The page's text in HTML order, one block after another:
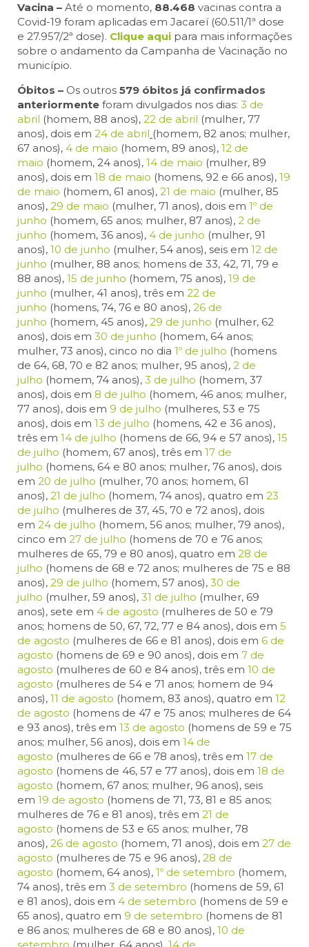
Vacina – Até o momento, 88.468 vacinas contra a
Covid-19 foram aplicadas em Jacareí (60.511/1ª dose
e 27.957/2ª dose). Clique aqui para mais informações
sobre o andamento da Campanha de Vacinação no
município.
Óbitos – Os outros 579 óbitos já confirmados
anteriormente foram divulgados nos dias: 3 de
abril (homem, 88 anos), 22 de abril (mulher, 77
anos), dois em 24 de abril (homem, 82 anos; mulher,
67 anos), 4 de maio (homem, 89 anos), 12 de
maio (homem, 24 anos), 14 de maio (mulher, 89
anos), dois em 18 de maio (homens, 92 e 66 anos), 19
de maio (homem, 61 anos), 21 de maio (mulher, 85
anos), 29 de maio (mulher, 71 anos), dois em 1º de
junho (homem, 65 anos; mulher, 87 anos), 2 de
junho (homem, 36 anos), 4 de junho (mulher, 91
anos), 10 de junho (mulher, 54 anos), seis em 12 de
junho (mulher, 88 anos; homens de 33, 42, 71, 79 e
88 anos), 15 de junho (homem, 75 anos), 19 de
junho (mulher, 41 anos), três em 22 de
junho (homens, 74, 76 e 80 anos), 26 de
junho (homem, 45 anos), 29 de junho (mulher, 62
anos), dois em 30 de junho (homem, 64 anos;
mulher, 73 anos), cinco no dia 1º de julho (homens
de 64, 68, 70 e 82 anos; mulher, 95 anos), 2 de
julho (homem, 74 anos), 3 de julho (homem, 37
anos), dois em 8 de julho (homem, 46 anos; mulher,
77 anos), dois em 9 de julho (mulheres, 53 e 75
anos), dois em 13 de julho (homens, 42 e 36 anos),
três em 14 de julho (homens de 66, 94 e 57 anos), 15
de julho (homem, 67 anos), três em 17 de
julho (homens, 64 e 80 anos; mulher, 76 anos), dois
em 20 de julho (mulher, 70 anos; homem, 61
anos), 21 de julho (homem, 74 anos), quatro em 23
de julho (mulheres de 37, 45, 70 e 72 anos), dois
em 24 de julho (homem, 56 anos; mulher, 79 anos),
cinco em 27 de julho (homens de 70 e 76 anos;
mulheres de 65, 79 e 80 anos), quatro em 28 de
julho (homens de 68 e 72 anos; mulheres de 75 e 88
anos), 29 de julho (homem, 57 anos), 30 de
julho (mulher, 59 anos), 31 de julho (mulher, 69
anos), sete em 4 de agosto (mulheres de 50 e 79
anos; homens de 50, 67, 72, 77 e 84 anos), dois em 5
de agosto (mulheres de 66 e 81 anos), dois em 6 de
agosto (homens de 69 e 90 anos), dois em 7 de
agosto (mulheres de 60 e 84 anos), três em 10 de
agosto (mulheres de 54 e 71 anos; homem de 94
anos), 11 de agosto (homem, 83 anos), quatro em 12
de agosto (homens de 47 e 75 anos; mulheres de 64
e 93 anos), três em 13 de agosto (homens de 59 e 75
anos; mulher, 56 anos), dois em 14 de
agosto (mulheres de 66 e 78 anos), três em 17 de
agosto (homens de 46, 57 e 77 anos), dois em 18 de
agosto (homem, 67 anos; mulher, 96 anos), seis
em 19 de agosto (homens de 71, 73, 81 e 85 anos;
mulheres de 76 e 81 anos), três em 21 de
agosto (homens de 53 e 65 anos; mulher, 78
anos), 26 de agosto (homem, 71 anos), dois em 27 de
agosto (mulheres de 75 e 96 anos), 28 de
agosto (homem, 64 anos), 1º de setembro (homem,
74 anos), três em 3 de setembro (homens de 59, 61
e 81 anos), dois em 4 de setembro (homens de 59 e
65 anos), quatro em 9 de setembro (homens de 81
e 86 anos; mulheres de 68 e 80 anos), 10 de